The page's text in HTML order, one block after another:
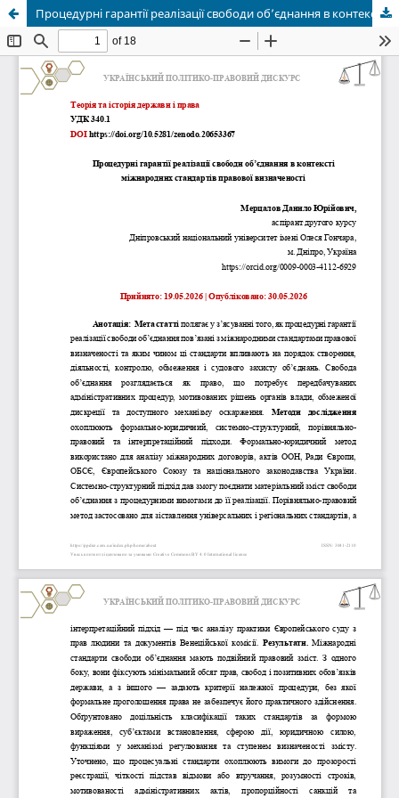
Процедурні гарантії реалізації свободи об’єднання в контексті міжнародних стандартів правової визначеності